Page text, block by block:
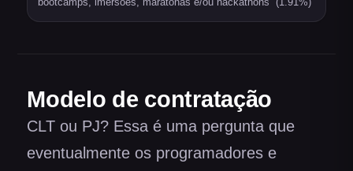
Modelo de contratação
CLT ou PJ? Essa é uma pergunta que
eventualmente os programadores e